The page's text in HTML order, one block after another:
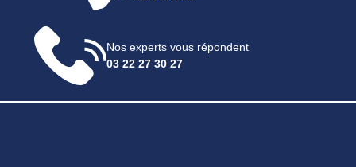
Nos experts vous répondent
03 22 27 30 27